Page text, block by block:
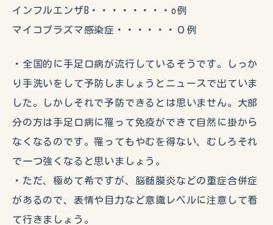
インフルエンザB・・・・・・・・o例
マイコプラズマ感染症・・・・・・０例
・全国的に手足口病が流行しているそうです。しっか
り手洗いをして予防しましょうとニュースで出ていま
した。しかしそれで予防できるとは思いません。大部
分の方は手足口病に罹って免疫ができて自然に掛から
なくなるのです。罹ってもやむを得ない、むしろそれ
で一つ強くなると思いましょう。
・ただ、極めて希ですが、脳髄膜炎などの重症合併症
があるので、表情や目力など意識レベルに注意して看
て行きましょう。